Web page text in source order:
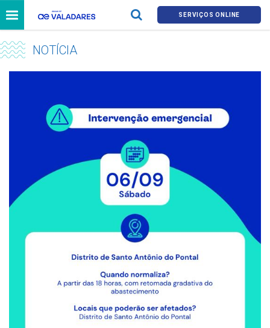
SERVIÇOS ONLINE
NOTÍCIA